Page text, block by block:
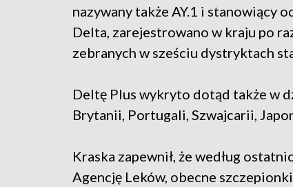
nazywany także AY.1 i stanowiący
Delta, zarejestrowano w kraju po
zebranych w sześciu dystryktach
Deltę Plus wykryto dotąd także w
Brytanii, Portugali, Szwajcarii,
Kraska zapewnił, że według
Agencję Leków, obecne